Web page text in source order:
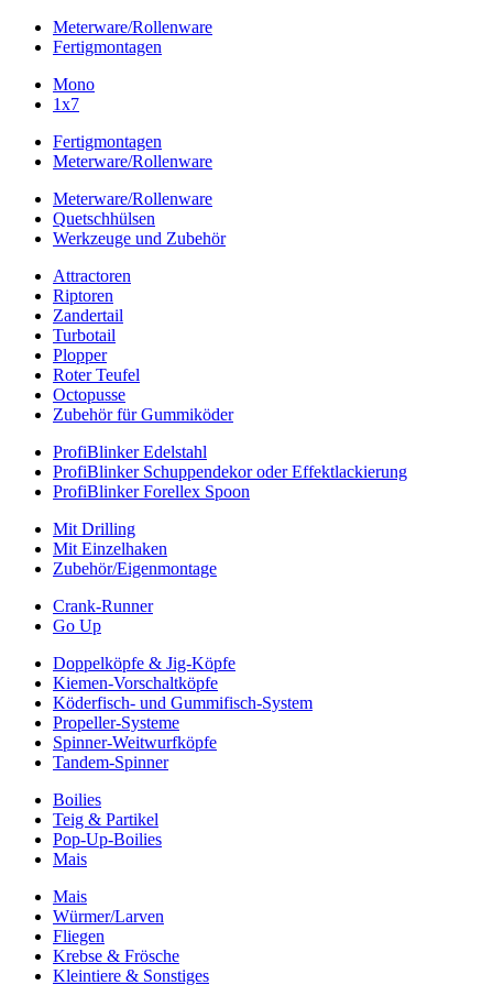
Meterware/Rollenware
Fertigmontagen
Mono
1x7
Fertigmontagen
Meterware/Rollenware
Meterware/Rollenware
Quetschhülsen
Werkzeuge und Zubehör
Attractoren
Riptoren
Zandertail
Turbotail
Plopper
Roter Teufel
Octopusse
Zubehör für Gummiköder
ProfiBlinker Edelstahl
ProfiBlinker Schuppendekor oder Effektlackierung
ProfiBlinker Forellex Spoon
Mit Drilling
Mit Einzelhaken
Zubehör/Eigenmontage
Crank-Runner
Go Up
Doppelköpfe & Jig-Köpfe
Kiemen-Vorschaltköpfe
Köderfisch- und Gummifisch-System
Propeller-Systeme
Spinner-Weitwurfköpfe
Tandem-Spinner
Boilies
Teig & Partikel
Pop-Up-Boilies
Mais
Mais
Würmer/Larven
Fliegen
Krebse & Frösche
Kleintiere & Sonstiges